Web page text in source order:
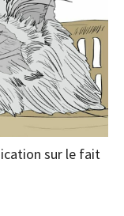
sur le fait